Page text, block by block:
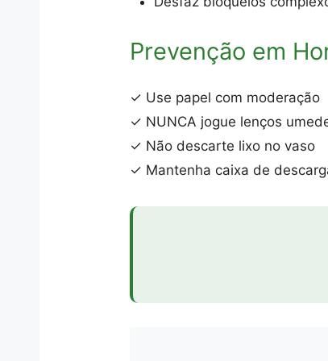
Prevenção em
✓ Use papel com moderação
✓ NUNCA jogue lenços
✓ Não descarte lixo no vaso
✓ Mantenha caixa de